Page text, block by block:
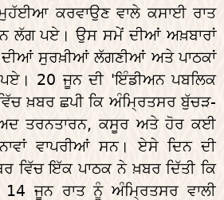
ਕਰਵਾਉਣ ਵਾਲੇ ਕਸਾਈ ਰਾਤ
ਲੱਗ ਪਏ। ਉਸ ਸਮੇਂ ਦੀਆਂ ਅਖ਼ਬਾਰਾਂ
ਦੀਆਂ ਸੁਰਖ਼ੀਆਂ ਲੱਗਣੀਆਂ ਅਤੇ ਪਾਠਕਾਂ
20 ਜੂਨ ਦੀ 'ਇੰਡੀਅਨ ਪਬਲਿਕ
ਖ਼ਬਰ ਛਪੀ ਕਿ ਅੰਮ੍ਰਿਤਸਰ ਬੁੱਚੜ-
ਤਰਨਤਾਰਨ, ਕਸੂਰ ਅਤੇ ਹੋਰ ਕਈ
ਵਾਪਰੀਆਂ ਸਨ। ਏਸੇ ਦਿਨ ਦੀ
ਵਿੱਚ ਇੱਕ ਪਾਠਕ ਨੇ ਖ਼ਬਰ ਦਿੱਤੀ ਕਿ
ਜੂਨ ਰਾਤ ਨੂੰ ਅੰਮ੍ਰਿਤਸਰ ਵਾਲੀ